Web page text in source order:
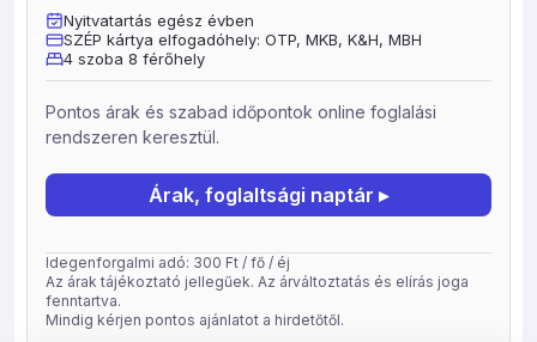
vágyóknak és aktív pihenést keresőknek egyaránt
ideális környezet. Az ábrahámhegyi strand nagyon
családbarát, több sportpálya is található rajta, az egyik
legnépszerűbb a Balaton északi partján, Felújított
vendégházunk a falu szélén, a vízparthoz közel
egyaránt 10 perc sétára találhatóak. A házban három
hálószoba, egy nappali, két fürdőszoba, konyha
kapcsolódik a házhoz, illetve egy hátsó kert áll a
vendégeink rendelkezésére. Az előkertben elkerítetett
kocsibeálló hely található.
Nyitvatartás egész évben
SZÉP kártya elfogadóhely: OTP, MKB, K&H, MBH
4 szoba 8 férőhely
Pontos árak és szabad időpontok online foglalási
rendszeren keresztül.
Árak, foglaltsági naptár ▸
Idegenforgalmi adó: 300 Ft / fő / éj
Az árak tájékoztató jellegűek. Az árváltoztatás és elírás joga
fenntartva.
Mindig kérjen pontos ajánlatot a hirdetőtől.